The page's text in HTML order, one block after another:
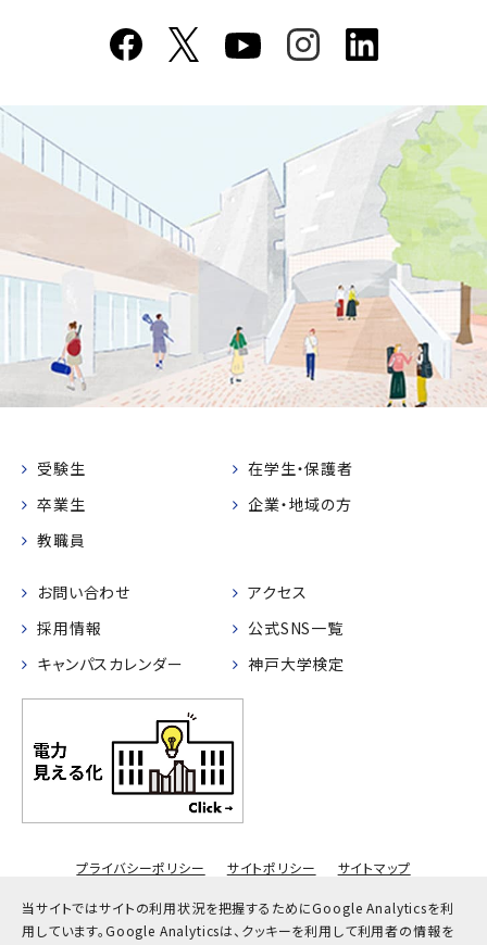
当サイトではサイトの利用状況を把握するためにGoogle Analyticsを利
用しています。Google Analyticsは、クッキーを利用して利用者の情報を
受験生
在学生・保護者
卒業生
企業・地域の方
教職員
お問い合わせ
アクセス
採用情報
公式SNS一覧
キャンパスカレンダー
神戸大学検定
プライバシーポリシー サイトポリシー サイトマップ
© Kobe University